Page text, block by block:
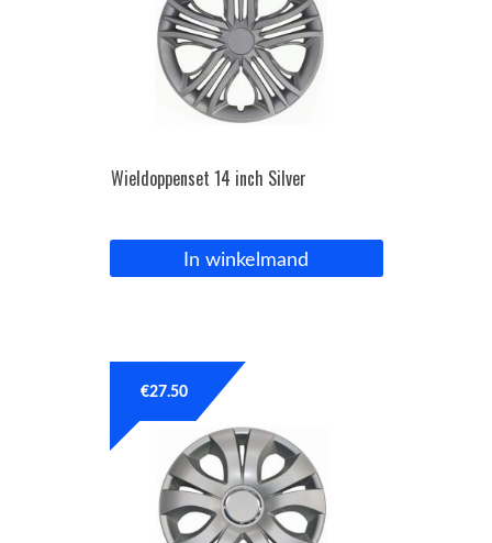
Wieldoppenset 14 inch Silver
In winkelmand
€27.50